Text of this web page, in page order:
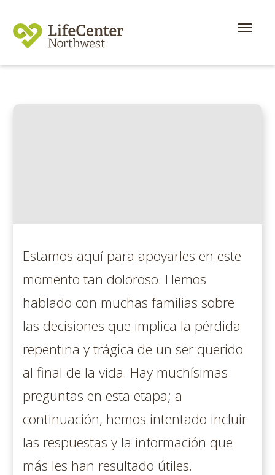
Estamos aquí para apoyarles en este
momento tan doloroso. Hemos
hablado con muchas familias sobre
las decisiones que implica la pérdida
repentina y trágica de un ser querido
al final de la vida. Hay muchísimas
preguntas en esta etapa; a
continuación, hemos intentado incluir
las respuestas y la información que
más les han resultado útiles.